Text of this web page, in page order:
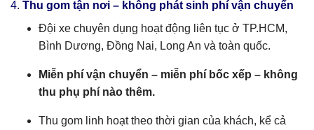
4. Thu gom tận nơi – không phát sinh phí vận chuyển
Đội xe chuyên dụng hoạt động liên tục ở TP.HCM,
Bình Dương, Đồng Nai, Long An và toàn quốc.
Miễn phí vận chuyển – miễn phí bốc xếp – không
thu phụ phí nào thêm.
Thu gom linh hoạt theo thời gian của khách, kể cả